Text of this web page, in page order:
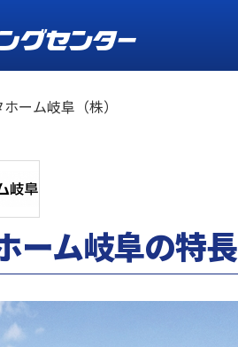
ホーム岐阜（株）
ーム岐阜の特長